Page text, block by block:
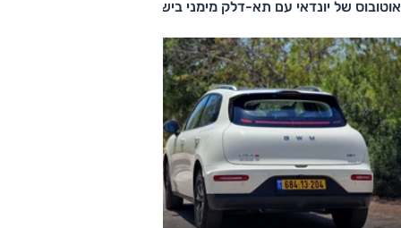
אוטובוס של יונדאי עם תא-דלק מימני בישראל